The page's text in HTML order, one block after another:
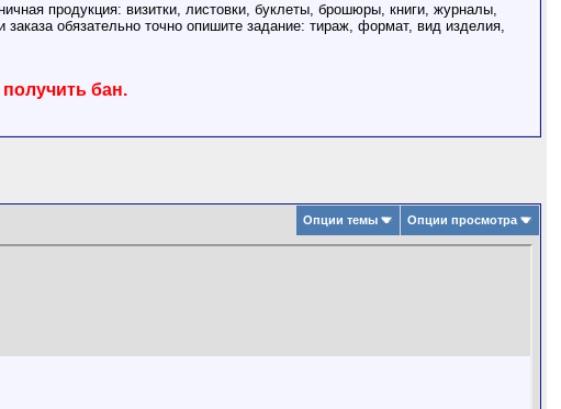
продукция: визитки, листовки, буклеты, брошюры, книги, журналы,
обязательно точно опишите задание: тираж, формат, вид изделия,
бан.
Опции темы Опции просмотра